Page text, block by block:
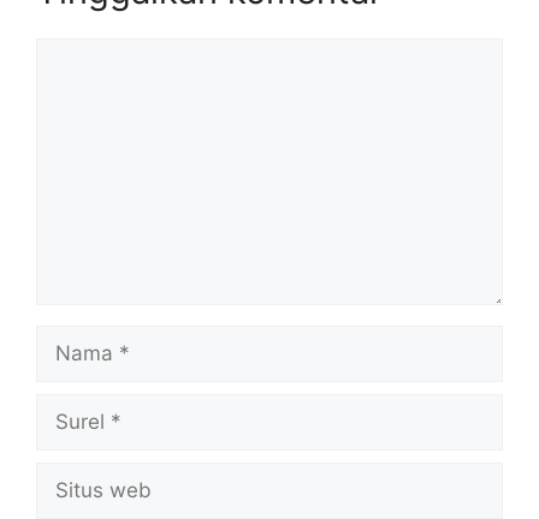
Nama
Surel
Situs
web